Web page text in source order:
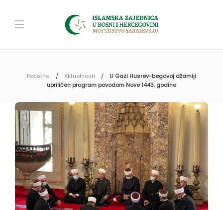
Početna Aktuelnosti
U Gazi Husrev-begovoj džamiji
upriličen program povodom Nove 1443. godine